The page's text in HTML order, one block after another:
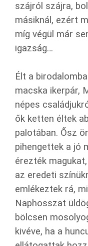
szájról szájra,
másiknál, ezért
míg végül már
igazság…
Élt a
macska ikerpár,
népes
ők ketten éltek
palotában. Ősz
pihengettek a jó
érezték
az eredeti
emlékeztek rá,
Naphosszat
bölcsen
kivéve, ha a